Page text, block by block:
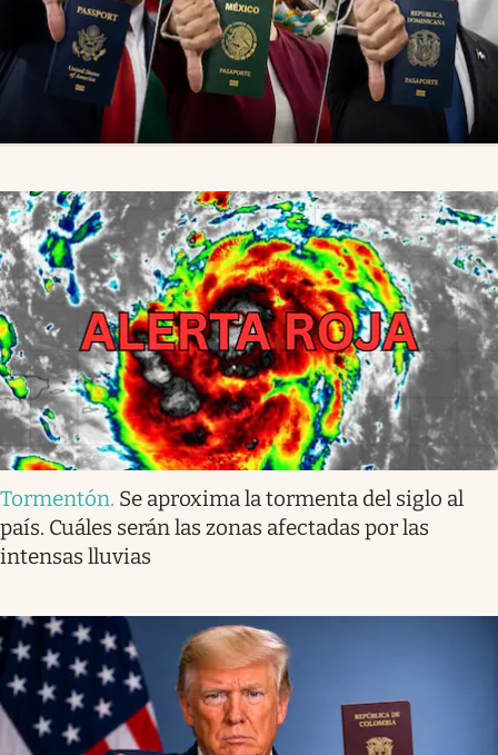
Tormentón. Se aproxima la tormenta del siglo al
país. Cuáles serán las zonas afectadas por las
intensas lluvias